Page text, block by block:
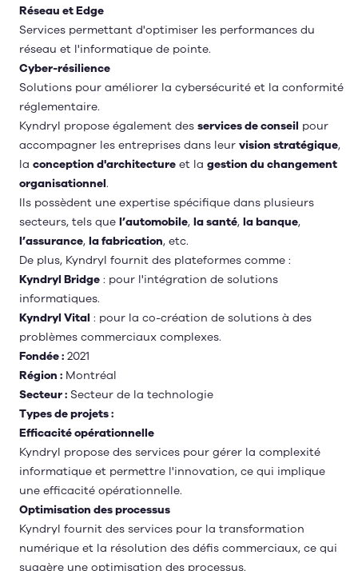
Réseau et Edge
Services permettant d'optimiser les performances du
réseau et l'informatique de pointe.
Cyber-résilience
Solutions pour améliorer la cybersécurité et la conformité
réglementaire.
Kyndryl propose également des services de conseil pour
accompagner les entreprises dans leur vision stratégique,
la conception d'architecture et la gestion du changement
organisationnel.
Ils possèdent une expertise spécifique dans plusieurs
secteurs, tels que l’automobile, la santé, la banque,
l’assurance, la fabrication, etc.
De plus, Kyndryl fournit des plateformes comme :
Kyndryl Bridge : pour l'intégration de solutions
informatiques.
Kyndryl Vital : pour la co-création de solutions à des
problèmes commerciaux complexes.
Fondée : 2021
Région : Montréal
Secteur : Secteur de la technologie
Types de projets :
Efficacité opérationnelle
Kyndryl propose des services pour gérer la complexité
informatique et permettre l'innovation, ce qui implique
une efficacité opérationnelle.
Optimisation des processus
Kyndryl fournit des services pour la transformation
numérique et la résolution des défis commerciaux, ce qui
suggère une optimisation des processus.